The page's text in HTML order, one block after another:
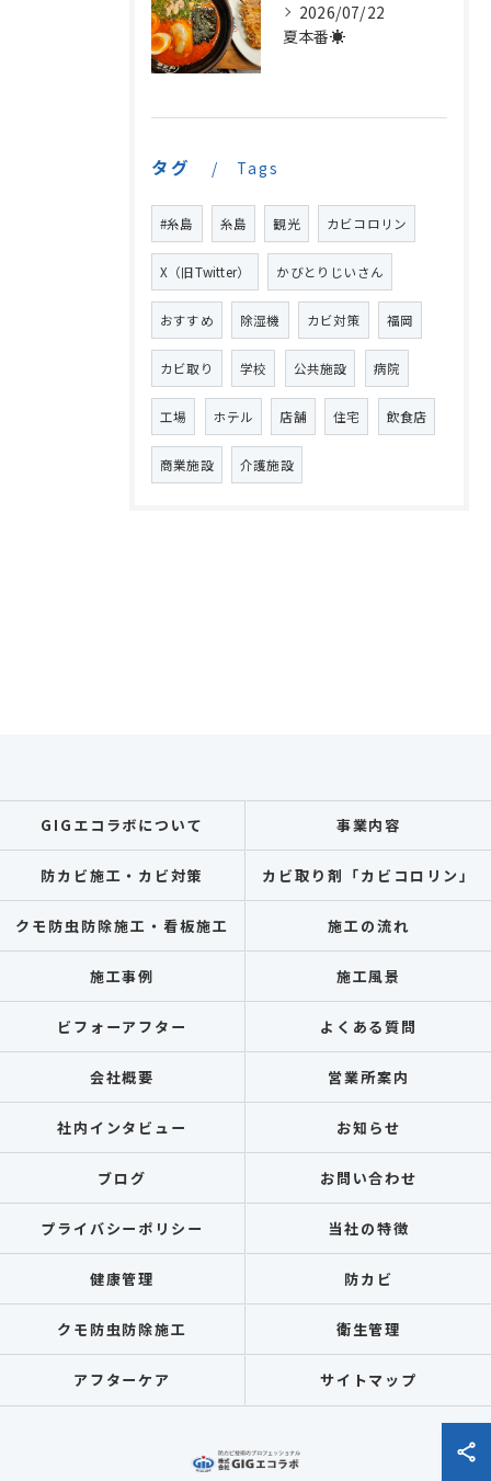
2026/07/22
夏本番☀️
タグ Tags
#糸島 糸島 観光 カビコロリン
X（旧Twitter） かびとりじいさん
おすすめ 除湿機 カビ対策 福岡
カビ取り 学校 公共施設 病院
工場 ホテル 店舗 住宅 飲食店
商業施設 介護施設
GIGエコラボについて 事業内容
防カビ施工・カビ対策 カビ取り剤「カビコロリン」
クモ防虫防除施工・看板施工 施工の流れ
施工事例 施工風景
ビフォーアフター よくある質問
会社概要 営業所案内
社内インタビュー お知らせ
ブログ お問い合わせ
プライバシーポリシー 当社の特徴
健康管理 防カビ
クモ防虫防除施工 衛生管理
アフターケア サイトマップ